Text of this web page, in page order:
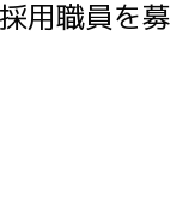
用職員を募